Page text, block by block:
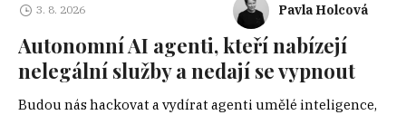
3. 8. 2026 Pavla Holcová
Autonomní AI agenti, kteří nabízejí
nelegální služby a nedají se vypnout
Budou nás hackovat a vydírat agenti umělé inteligence,